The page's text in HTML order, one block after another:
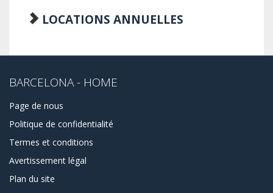
LOCATIONS ANNUELLES
BARCELONA - HOME
Page de nous
Politique de confidentialité
Termes et conditions
Avertissement légal
Plan du site